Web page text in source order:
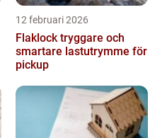
12 februari 2026
Flaklock tryggare och
smartare lastutrymme för
pickup